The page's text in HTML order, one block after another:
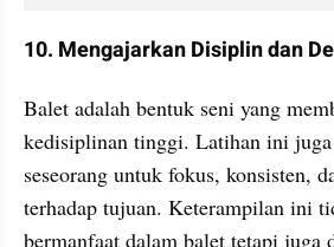
10. Mengajarkan Disiplin dan
Balet adalah bentuk seni yang
kedisiplinan tinggi. Latihan ini
seseorang untuk fokus, konsisten,
terhadap tujuan. Keterampilan ini
bermanfaat dalam balet tetapi juga